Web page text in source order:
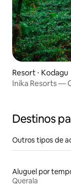
Resort ⋅ Kodagu
Inika Resorts —
Destinos
Outros tipos de
Querala